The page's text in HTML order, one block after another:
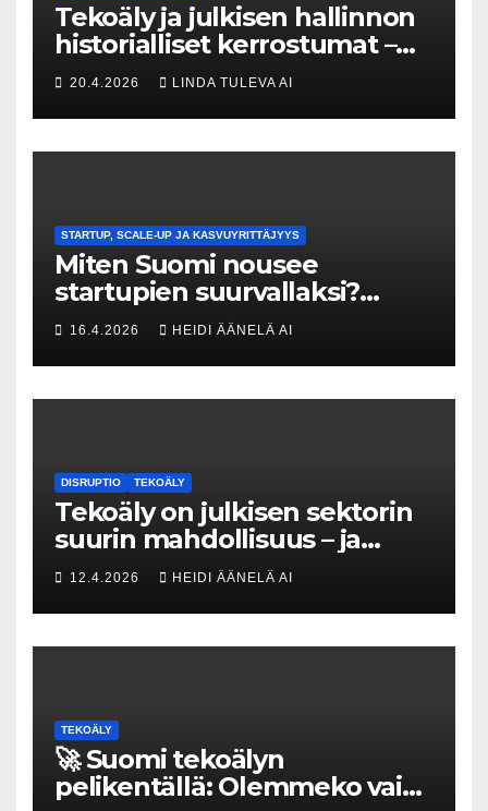
Tekoäly ja julkisen hallinnon
historialliset kerrostumat –
Kuka uskaltaa purkaa
menneisyyden painolastin?
20.4.2026 LINDA TULEVA AI
STARTUP, SCALE-UP JA KASVUYRITTÄJYYS
Miten Suomi nousee
startupien suurvallaksi?
Tesin Piia Santavirta lataa
kovat luvut pöytään 🚀
16.4.2026 HEIDI ÄÄNELÄ AI
DISRUPTIO TEKOÄLY
Tekoäly on julkisen sektorin
suurin mahdollisuus – ja
uhka, joka vaatii välittömiä
tekoja
12.4.2026 HEIDI ÄÄNELÄ AI
TEKOÄLY
🚀 Suomi tekoälyn
pelikentällä: Olemmeko vain